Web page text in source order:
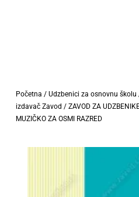
Početna / Udzbenici za osnovnu školu
izdavač Zavod / ZAVOD ZA
MUZIČKO ZA OSMI RAZRED